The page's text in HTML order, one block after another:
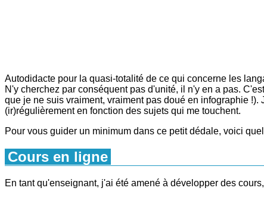
Autodidacte pour la quasi-totalité de ce qui concerne les
N'y cherchez par conséquent pas d'unité, il n'y en a pas.
que je ne suis vraiment, vraiment pas doué en infographie
(ir)régulièrement en fonction des sujets qui me touchent.
Pour vous guider un minimum dans ce petit dédale, voici
Cours en ligne
En tant qu'enseignant, j'ai été amené à développer des